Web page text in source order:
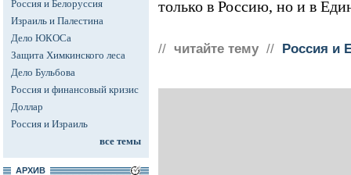
Россия и Белоруссия
Израиль и Палестина
Дело ЮКОСа
Защита Химкинского леса
Дело Бульбова
Россия и финансовый кризис
Доллар
Россия и Израиль
все темы
АРХИВ
только в Россию, но и в
// читайте тему // Россия и